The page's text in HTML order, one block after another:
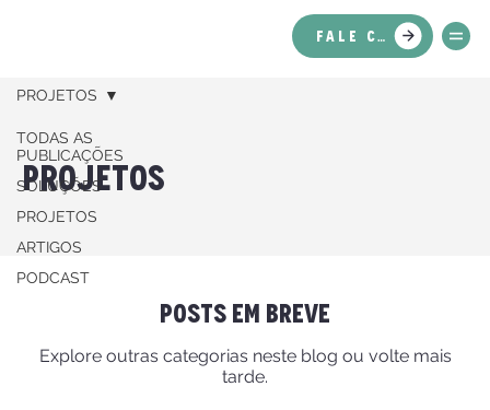
FALE CONOSCO
TODAS AS
PUBLICAÇÕES
SOLUÇÕES
PROJETOS
ARTIGOS
PODCAST
PROJETOS
PROJETOS
Posts em breve
Explore outras categorias neste blog ou volte mais
tarde.